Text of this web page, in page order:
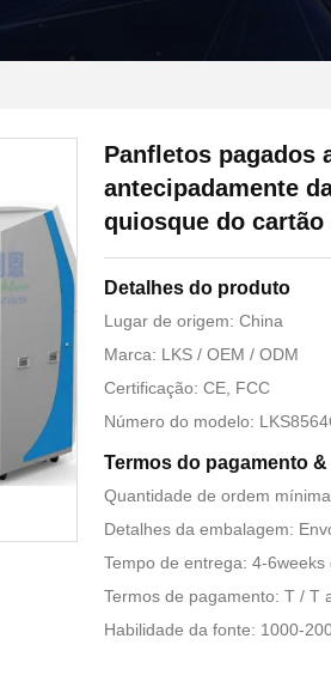
Panfletos pagados
antecipadamente
quiosque do cartão
Detalhes do produto
Lugar de origem: China
Marca: LKS / OEM / ODM
Certificação: CE, FCC
Número do modelo:
Termos do pagamento
Quantidade de ordem
Detalhes da embalagem:
Tempo de entrega: 4-
Termos de pagamento: T / T
Habilidade da fonte: 1000-